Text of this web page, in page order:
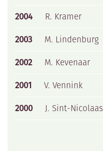
2004
R. Kramer
2003
M. Lindenburg
2002
M. Kevenaar
2001
V. Vennink
2000
J. Sint-Nicolaas